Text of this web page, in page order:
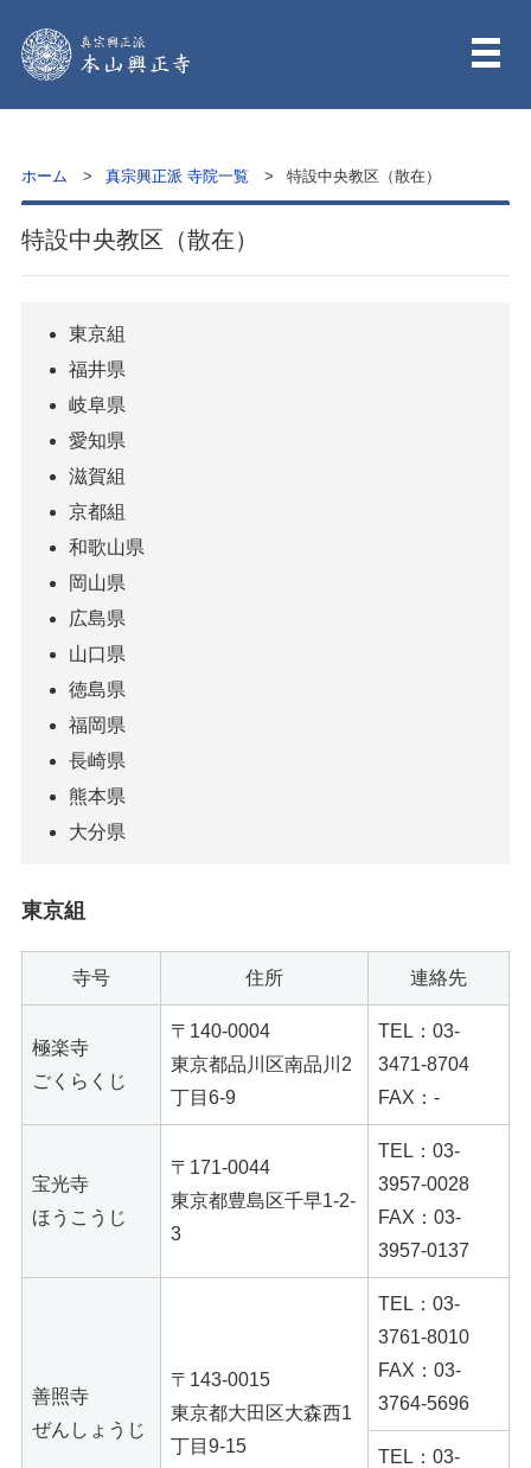
ホーム 真宗興正派 寺院一覧 特設中央教区（散在）
特設中央教区（散在）
東京組
福井県
岐阜県
愛知県
滋賀組
京都組
和歌山県
岡山県
広島県
山口県
徳島県
福岡県
長崎県
熊本県
大分県
東京組
寺号 住所 連絡先
極楽寺
ごくらくじ
〒140-0004
東京都品川区南品川2
丁目6-9
TEL：03-
3471-8704
FAX：-
宝光寺
ほうこうじ
〒171-0044
東京都豊島区千早1-2-
3
TEL：03-
3957-0028
FAX：03-
3957-0137
善照寺
ぜんしょうじ
〒143-0015
東京都大田区大森西1
丁目9-15
TEL：03-
3761-8010
FAX：03-
3764-5696
TEL：03-